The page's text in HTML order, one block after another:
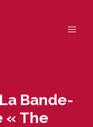
Bande-
« The